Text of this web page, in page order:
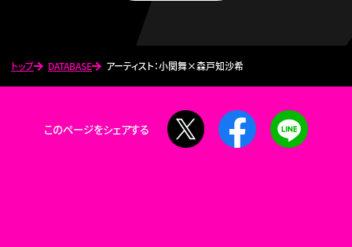
トップ DATABASE アーティスト：小関舞×森戸知沙希
このページをシェアする
Facebook